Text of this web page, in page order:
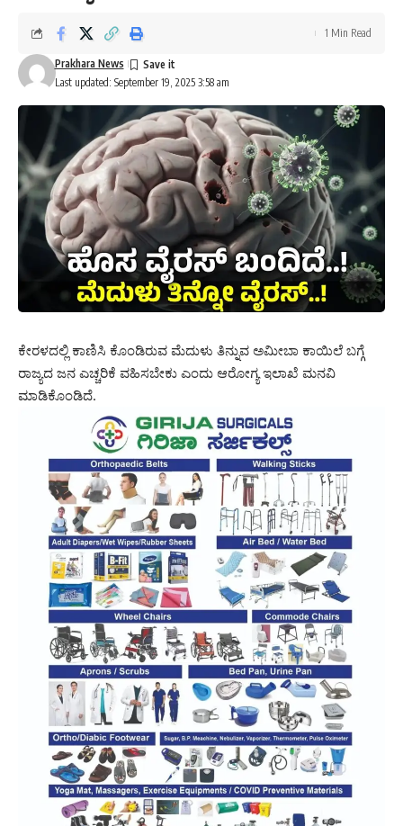
Last updated: September 19, 2025 3:58 am
Prakhara News
1 Min Read
ಕೇರಳದಲ್ಲಿ ಕಾಣಿಸಿ ಕೊಂಡಿರುವ ಮೆದುಳು ತಿನ್ನುವ ಅಮೀಬಾ ಕಾಯಿಲೆ ಬಗ್ಗೆ
ರಾಜ್ಯದ ಜನ ಎಚ್ಚರಿಕೆ ವಹಿಸಬೇಕು ಎಂದು ಆರೋಗ್ಯ ಇಲಾಖೆ ಮನವಿ
ಮಾಡಿಕೊಂಡಿದೆ.